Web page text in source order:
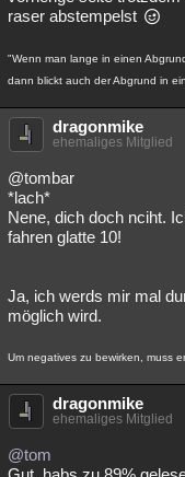
raser abstempelst
"Wenn man lange in einen
dann blickt auch der Abgrund in
dragonmike
ehemaliges Mitglied
@tombar
*lach*
Nene, dich doch nciht.
fahren glatte 10!
Ja, ich werds mir mal
möglich wird.
Um negatives zu bewirken, muss
dragonmike
ehemaliges Mitglied
@tom